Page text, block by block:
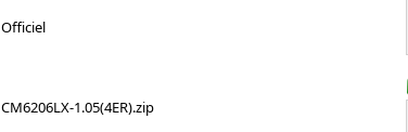
Officiel
CM6206LX-1.05(4ER).zip